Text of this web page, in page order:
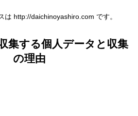
は http://daichinoyashiro.com です。
集する個人データと収集
の理由